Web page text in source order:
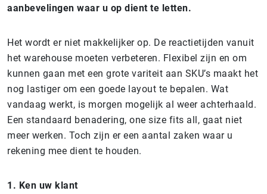
aanbevelingen waar u op dient te letten.
Het wordt er niet makkelijker op. De reactietijden vanuit
het warehouse moeten verbeteren. Flexibel zijn en om
kunnen gaan met een grote variteit aan SKU’s maakt het
nog lastiger om een goede layout te bepalen. Wat
vandaag werkt, is morgen mogelijk al weer achterhaald.
Een standaard benadering, one size fits all, gaat niet
meer werken. Toch zijn er een aantal zaken waar u
rekening mee dient te houden.
1. Ken uw klant